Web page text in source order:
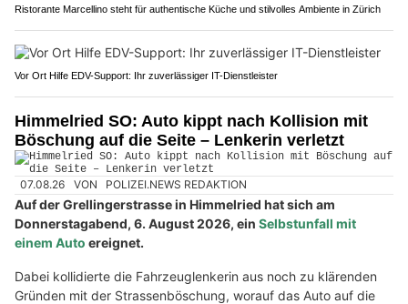
Ristorante Marcellino steht für authentische Küche und stilvolles Ambiente in Zürich
Vor Ort Hilfe EDV-Support: Ihr zuverlässiger IT-Dienstleister
Himmelried SO: Auto kippt nach Kollision mit
Böschung auf die Seite – Lenkerin verletzt
07.08.26 VON POLIZEI.NEWS REDAKTION
Auf der Grellingerstrasse in Himmelried hat sich am
Donnerstagabend, 6. August 2026, ein Selbstunfall mit
einem Auto ereignet.
Dabei kollidierte die Fahrzeuglenkerin aus noch zu klärenden
Gründen mit der Strassenböschung, worauf das Auto auf die